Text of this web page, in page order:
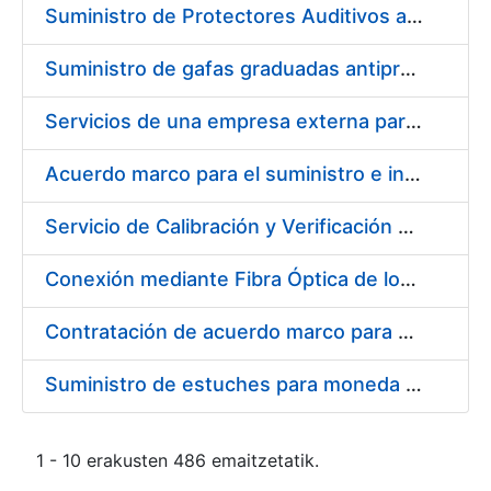
Suministro de Protectores Auditivos a medida para las personas trabajadoras de los Centros de Trabajo de Madrid y Burgos
Suministro de gafas graduadas antiproyecciones para los trabajadores de la FNMT-RCM en los centros de trabajo de Madrid y Burgos
Servicios de una empresa externa para el asesoramiento y resolución de los recursos de alzada que se presentan relacionados con procesos de selección para la FNMT-RCM
Acuerdo marco para el suministro e instalación de persianas, estores y otros complementos
Servicio de Calibración y Verificación Externa de los Equipos de Medición del Servicio de Prevención de la FNMT-RCM
Conexión mediante Fibra Óptica de los Centros de Proceso de Datos (CPDs) de las sedes de la FNMT-RCM de Burgos y Madrid
Contratación de acuerdo marco para el Suministro de Material de Electricidad para la Fábrica Nacional de Moneda y Timbre-Real Casa de la Moneda en su centro de trabajo de Burgos
Suministro de estuches para moneda de 30 €
1 - 10 erakusten 486 emaitzetatik.